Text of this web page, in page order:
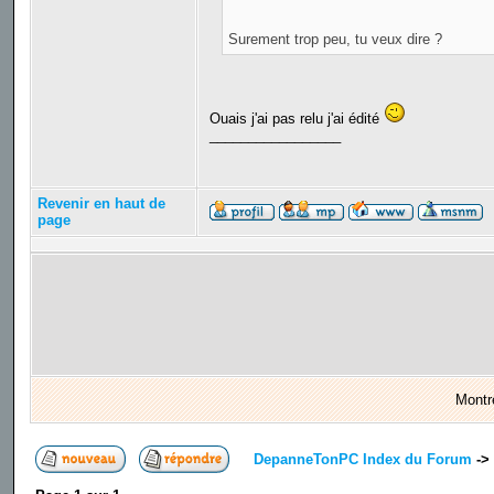
Surement trop peu, tu veux dire ?
Ouais j'ai pas relu j'ai édité
Revenir en haut de
page
DepanneTonPC Index du Forum ->